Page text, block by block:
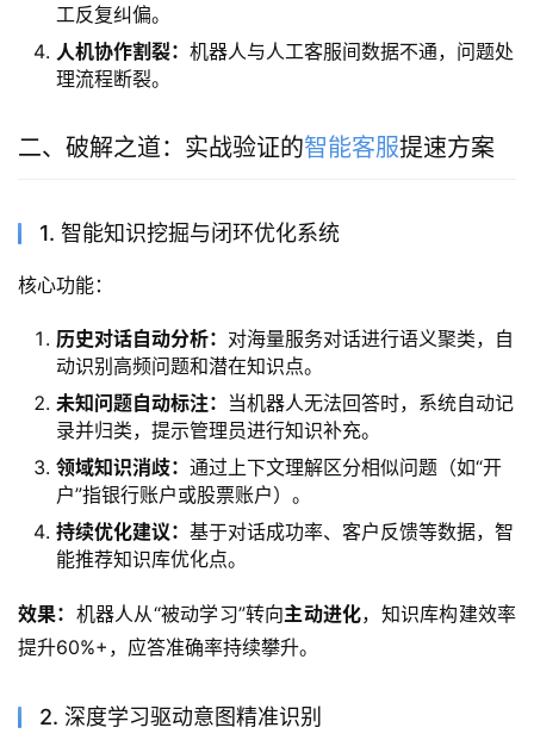
工反复纠偏。
人机协作割裂： 机器人与人工客服间数据不通，问题处
理流程断裂。
二、破解之道：实战验证的智能客服提速方案
1. 智能知识挖掘与闭环优化系统
核心功能：
历史对话自动分析： 对海量服务对话进行语义聚类，自
动识别高频问题和潜在知识点。
未知问题自动标注： 当机器人无法回答时，系统自动记
录并归类，提示管理员进行知识补充。
领域知识消歧： 通过上下文理解区分相似问题（如“开
户”指银行账户或股票账户）。
持续优化建议： 基于对话成功率、客户反馈等数据，智
能推荐知识库优化点。
效果： 机器人从“被动学习”转向主动进化，知识库构建效率
提升60%+，应答准确率持续攀升。
2. 深度学习驱动意图精准识别